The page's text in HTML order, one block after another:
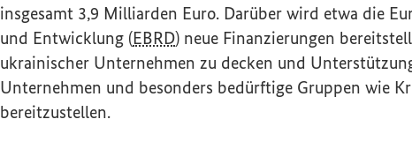
insgesamt 3,9 Milliarden Euro. Darüber wird etwa die
und Entwicklung (EBRD) neue Finanzierungen
ukrainischer Unternehmen zu decken und
Unternehmen und besonders bedürftige Gruppen wie
bereitzustellen.